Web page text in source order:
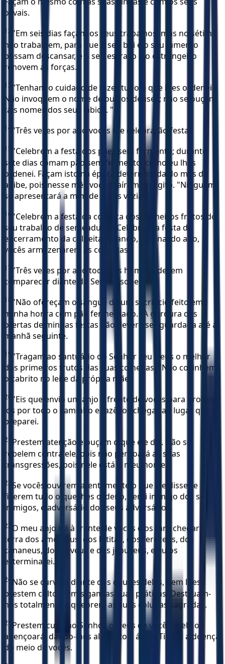
olivais.
12 "Em seis dias façam os seus trabalhos, mas no sétimo
não trabalhem, para que o seu boi e o seu jumento
possam descansar, e o seu escravo e o estrangeiro
renovem as forças.
13 "Tenham o cuidado de fazer tudo o que lhes ordenei.
Não invoquem o nome de outros deuses; não se ouçam
tais nomes dos seus lábios. "
14 "Três vezes por ano vocês me celebrarão festa.
15 "Celebrem a festa dos pães sem fermento; durante
sete dias comam pão sem fermento, como eu lhes
ordenei. Façam isto na época determinada do mês de
abibe, pois nesse mês vocês saíram do Egito. "Ninguém
se apresentará a mim de mãos vazias.
16 "Celebrem a festa da colheita dos primeiros frutos do
seu trabalho de semeadura. "Celebrem a festa do
encerramento da colheita, quando, no final do ano,
vocês armazenarem as colheitas.
17 "Três vezes por ano todos os homens devem
comparecer diante do Senhor soberano.
18 "Não ofereçam o sangue de um sacrifício feito em
minha honra com pão fermentado. "A gordura das
ofertas de minhas festas não deverá ser guardada até a
manhã seguinte.
19 "Tragam ao santuário do Senhor seu Deus o melhor
dos primeiros frutos das suas colheitas. "Não cozinhem
o cabrito no leite da própria mãe.
20 "Eis que envio um anjo à frente de vocês para protegê-
los por todo o caminho e fazê-los chegar ao lugar que
preparei.
21
Prestem atenção e ouçam o que ele diz. Não se
rebelem contra ele, pois não perdoará as suas
transgressões, pois nele está o meu nome.
22 Se vocês ouvirem atentamente o que ele disser e
fizerem tudo o que lhes ordeno, serei inimigo dos seus
inimigos, e adversário dos seus adversários.
23 O meu anjo irá à frente de vocês e os fará chegar à
terra dos amorreus, dos hititas, dos ferezeus, dos
cananeus, dos heveus e dos jebuseus, e eu os
exterminarei.
24 Não se curvem diante dos deuses deles, nem lhes
prestem culto, nem sigam as suas práticas. Destruam-
nos totalmente e quebrem as suas colunas sagradas.
25 Prestem culto ao Senhor, o Deus de vocês, e ele os
abençoará, dando-lhes alimento e água. Tirarei a doença
do meio de vocês.